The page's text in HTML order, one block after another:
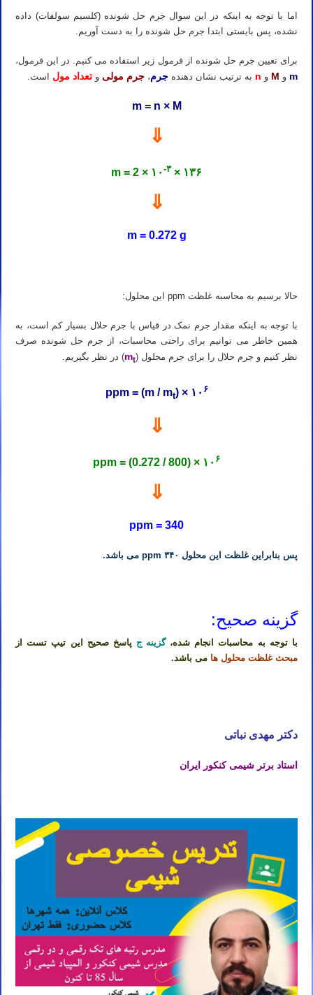
اما با توجه به اینکه در این سوال جرم حل شونده (کلسیم سولفات) داده
نشده، پس بایستی ابتدا جرم حل شونده را به دست آوریم.
برای تعیین جرم حل شونده از فرمول زیر استفاده می کنیم. در این فرمول،
m و M و n به ترتیب نشان دهندهجرم،جرم مولی وتعداد مول است.
m = n × M
⇓
m = 2 × ۱۰ -۳ × ۱۳۶
⇓
m = 0.272 g
حالا برسیم به محاسبه غلظت ppm این محلول:
با توجه به اینکه مقدار جرم نمک در قیاس با جرم حلال بسیار کم است، به
همین خاطر می توانیم برای راحتی محاسبات، از جرم حل شونده صرف
نظر کنیم و جرم حلال را برای جرم محلول ( mt ) در نظر بگیریم.
ppm = (m / mt) × ۱۰ ۶
⇓
ppm = (0.272 / 800) × ۱۰ ۶
⇓
ppm = 340
پس بنابراین غلظت این محلول ۳۴۰ ppm می باشد.
گزینه صحیح:
با توجه به محاسبات انجام شده،گزینه ج پاسخ صحیح این تیپ تست از
مبحث غلظت محلول ها می باشد.
دکتر مهدی نباتی
استاد برتر شیمی کنکور ایران